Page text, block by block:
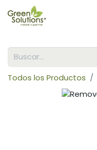
Todos los Productos